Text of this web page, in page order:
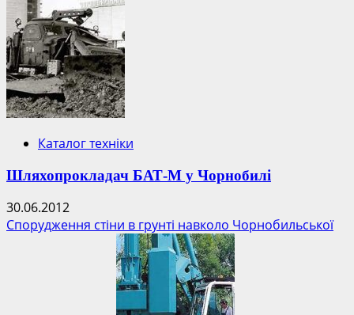
Каталог техніки
Шляхопрокладач БАТ-М у Чорнобилі
30.06.2012
Спорудження стіни в грунті навколо Чорнобильської